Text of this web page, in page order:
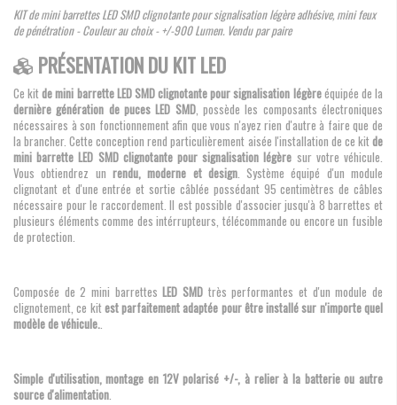
KIT de mini barrettes LED SMD clignotante pour signalisation légère adhésive, mini feux
de pénétration - Couleur au choix - +/-900 Lumen. Vendu par paire
PRÉSENTATION DU KIT LED
Ce kitde mini barrette LED SMD clignotante pour signalisation légèreéquipée de la
dernière génération de puces LED SMD, possède les composants électroniques
nécessaires à son fonctionnement afin que vous n'ayez rien d'autre à faire que de
la brancher. Cette conception rend particulièrement aisée l'installation de ce kit de
mini barrette LED SMD clignotante pour signalisation légère sur votre véhicule.
Vous obtiendrez un rendu, moderne et design. Système équipé d'un module
clignotant et d'une entrée et sortie câblée possédant 95 centimètres de câbles
nécessaire pour le raccordement. Il est possible d'associer jusqu'à 8 barrettes et
plusieurs éléments comme des intérrupteurs, télécommande ou encore un fusible
de protection.
Composée de 2 mini barrettesLED SMD très performantes et d'un module de
clignotement, ce kit est parfaitement adaptée pour être installé sur n'importe quel
modèle de véhicule..
Simple d'utilisation, montage en 12V polarisé +/-, à relier à la batterie ou autre
source d'alimentation.